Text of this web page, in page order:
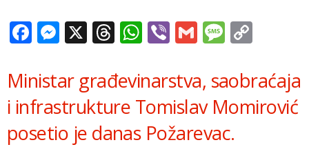
Facebook
Messenger
X Threads
WhatsApp
ViberGmail
Ministar građevinarstva, saobraćaja
i infrastrukture Tomislav Momirović
posetio je danas Požarevac.